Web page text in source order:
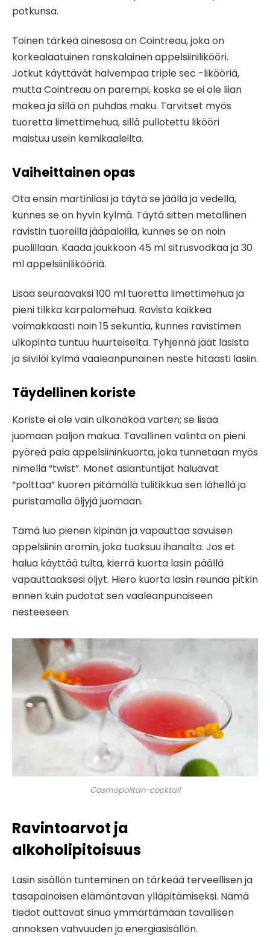
potkunsa.
Toinen tärkeä ainesosa on Cointreau, joka on
korkealaatuinen ranskalainen appelsiinilikööri.
Jotkut käyttävät halvempaa triple sec -likööriä,
mutta Cointreau on parempi, koska se ei ole liian
makea ja sillä on puhdas maku. Tarvitset myös
tuoretta limettimehua, sillä pullotettu likööri
maistuu usein kemikaaleilta.
Vaiheittainen opas
Ota ensin martinilasi ja täytä se jäällä ja vedellä,
kunnes se on hyvin kylmä. Täytä sitten metallinen
ravistin tuoreilla jääpaloilla, kunnes se on noin
puolillaan. Kaada joukkoon 45 ml sitrusvodkaa ja 30
ml appelsiinilikööriä.
Lisää seuraavaksi 100 ml tuoretta limettimehua ja
pieni tilkka karpalomehua. Ravista kaikkea
voimakkaasti noin 15 sekuntia, kunnes ravistimen
ulkopinta tuntuu huurteiselta. Tyhjennä jäät lasista
ja siivilöi kylmä vaaleanpunainen neste hitaasti lasiin.
Täydellinen koriste
Koriste ei ole vain ulkonäköä varten; se lisää
juomaan paljon makua. Tavallinen valinta on pieni
pyöreä pala appelsiininkuorta, joka tunnetaan myös
nimellä “twist”. Monet asiantuntijat haluavat
“polttaa” kuoren pitämällä tulitikkua sen lähellä ja
puristamalla öljyjä juomaan.
Tämä luo pienen kipinän ja vapauttaa savuisen
appelsiinin aromin, joka tuoksuu ihanalta. Jos et
halua käyttää tulta, kierrä kuorta lasin päällä
vapauttaaksesi öljyt. Hiero kuorta lasin reunaa pitkin
ennen kuin pudotat sen vaaleanpunaiseen
nesteeseen.
Cosmopolitan-cocktail
Ravintoarvot ja
alkoholipitoisuus
Lasin sisällön tunteminen on tärkeää terveellisen ja
tasapainoisen elämäntavan ylläpitämiseksi. Nämä
tiedot auttavat sinua ymmärtämään tavallisen
annoksen vahvuuden ja energiasisällön.